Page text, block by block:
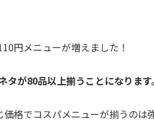
円メニューが増えました！
タが80品以上揃うことになります
格でコスパメニューが揃うのは